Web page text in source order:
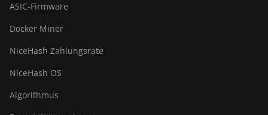
ASIC-Firmware
Docker Miner
NiceHash Zahlungsrate
NiceHash OS
Algorithmus